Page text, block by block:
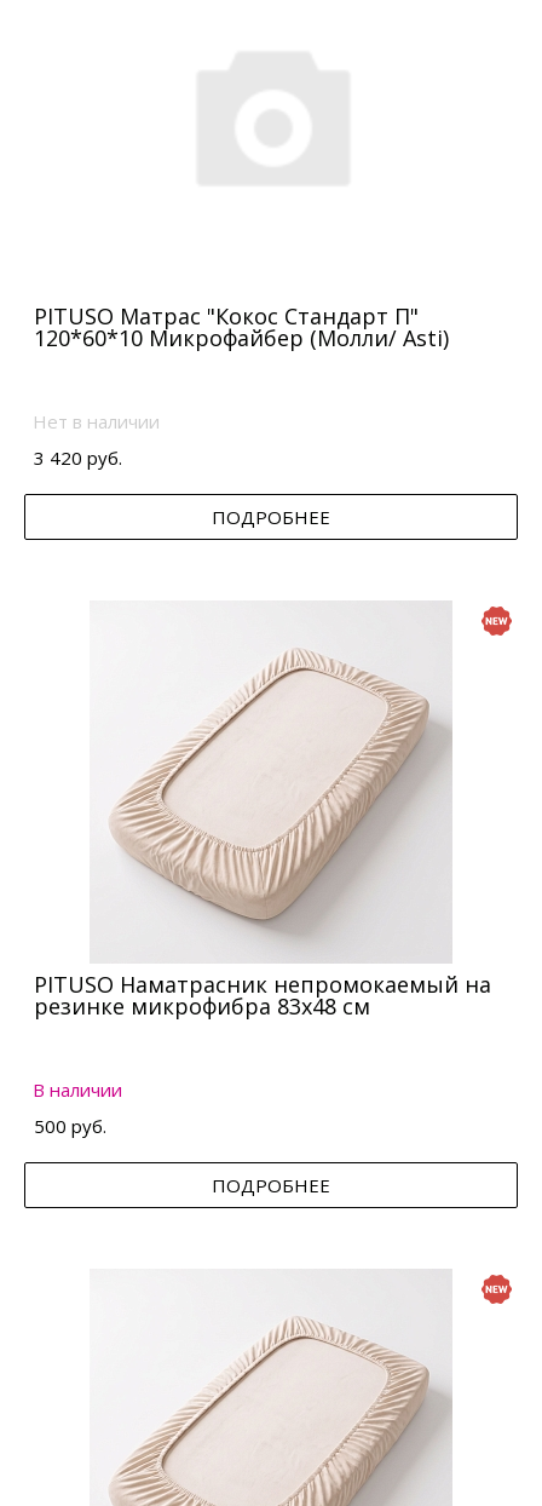
PITUSO Матрас "Кокос Стандарт П"
120*60*10 Микрофайбер (Молли/ Asti)
Нет в наличии
3 420 руб.
ПОДРОБНЕЕ
PITUSO Наматрасник непромокаемый на
резинке микрофибра 83х48 см
В наличии
500 руб.
ПОДРОБНЕЕ